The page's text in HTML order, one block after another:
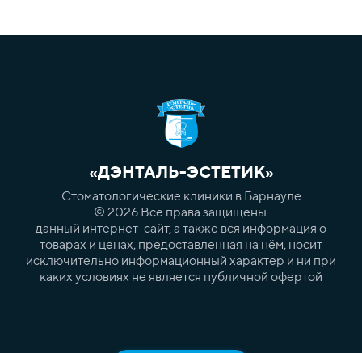
«ДЭНТАЛЬ-ЭСТЕТИК»
Стоматологические клиники в Барнауле
© 2026 Все права защищены.
данный интернет-сайт, а также вся информация о
товарах и ценах, предоставленная на нём, носит
исключительно информационный характер и ни при
каких условиях не является публичной офертой